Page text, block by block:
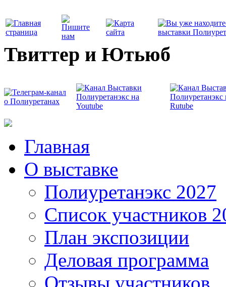
Твиттер и Ютьюб
Главная
О выставке
Полиуретанэкс 2027
Список участников
План экспозиции
Деловая программа